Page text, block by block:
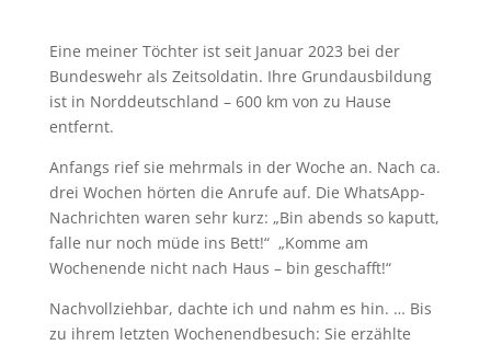
Eine meiner Töchter ist seit Januar 2023 bei der
Bundeswehr als Zeitsoldatin. Ihre Grundausbildung
ist in Norddeutschland – 600 km von zu Hause
entfernt.
Anfangs rief sie mehrmals in der Woche an. Nach ca.
drei Wochen hörten die Anrufe auf. Die WhatsApp-
Nachrichten waren sehr kurz: „Bin abends so kaputt,
falle nur noch müde ins Bett!“ „Komme am
Wochenende nicht nach Haus – bin geschafft!“
Nachvollziehbar, dachte ich und nahm es hin. … Bis
zu ihrem letzten Wochenendbesuch: Sie erzählte